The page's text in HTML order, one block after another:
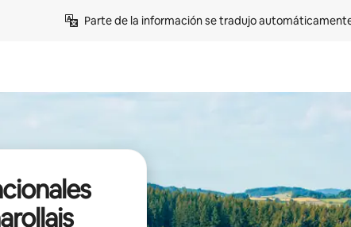
Parte de la información se tradujo